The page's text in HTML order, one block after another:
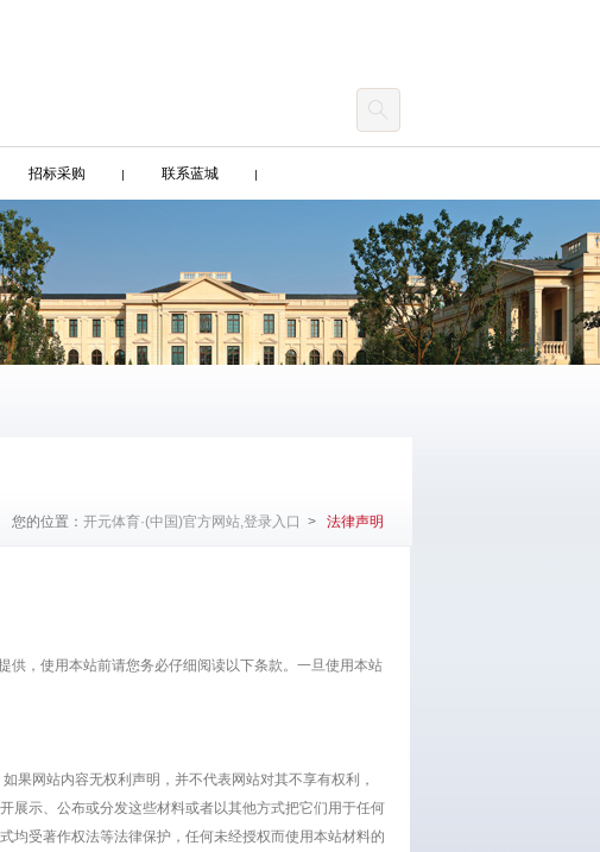
招标采购 联系蓝城
您的位置： 开元体育·(中国)官方网站,登录入口 > 法律声明
供，使用本站前请您务必仔细阅读以下条款。一旦使用本站
网站内容无权利声明，并不代表网站对其不享有权利，
展示、公布或分发这些材料或者以其他方式把它们用于任何
均受著作权法等法律保护，任何未经授权而使用本站材料的